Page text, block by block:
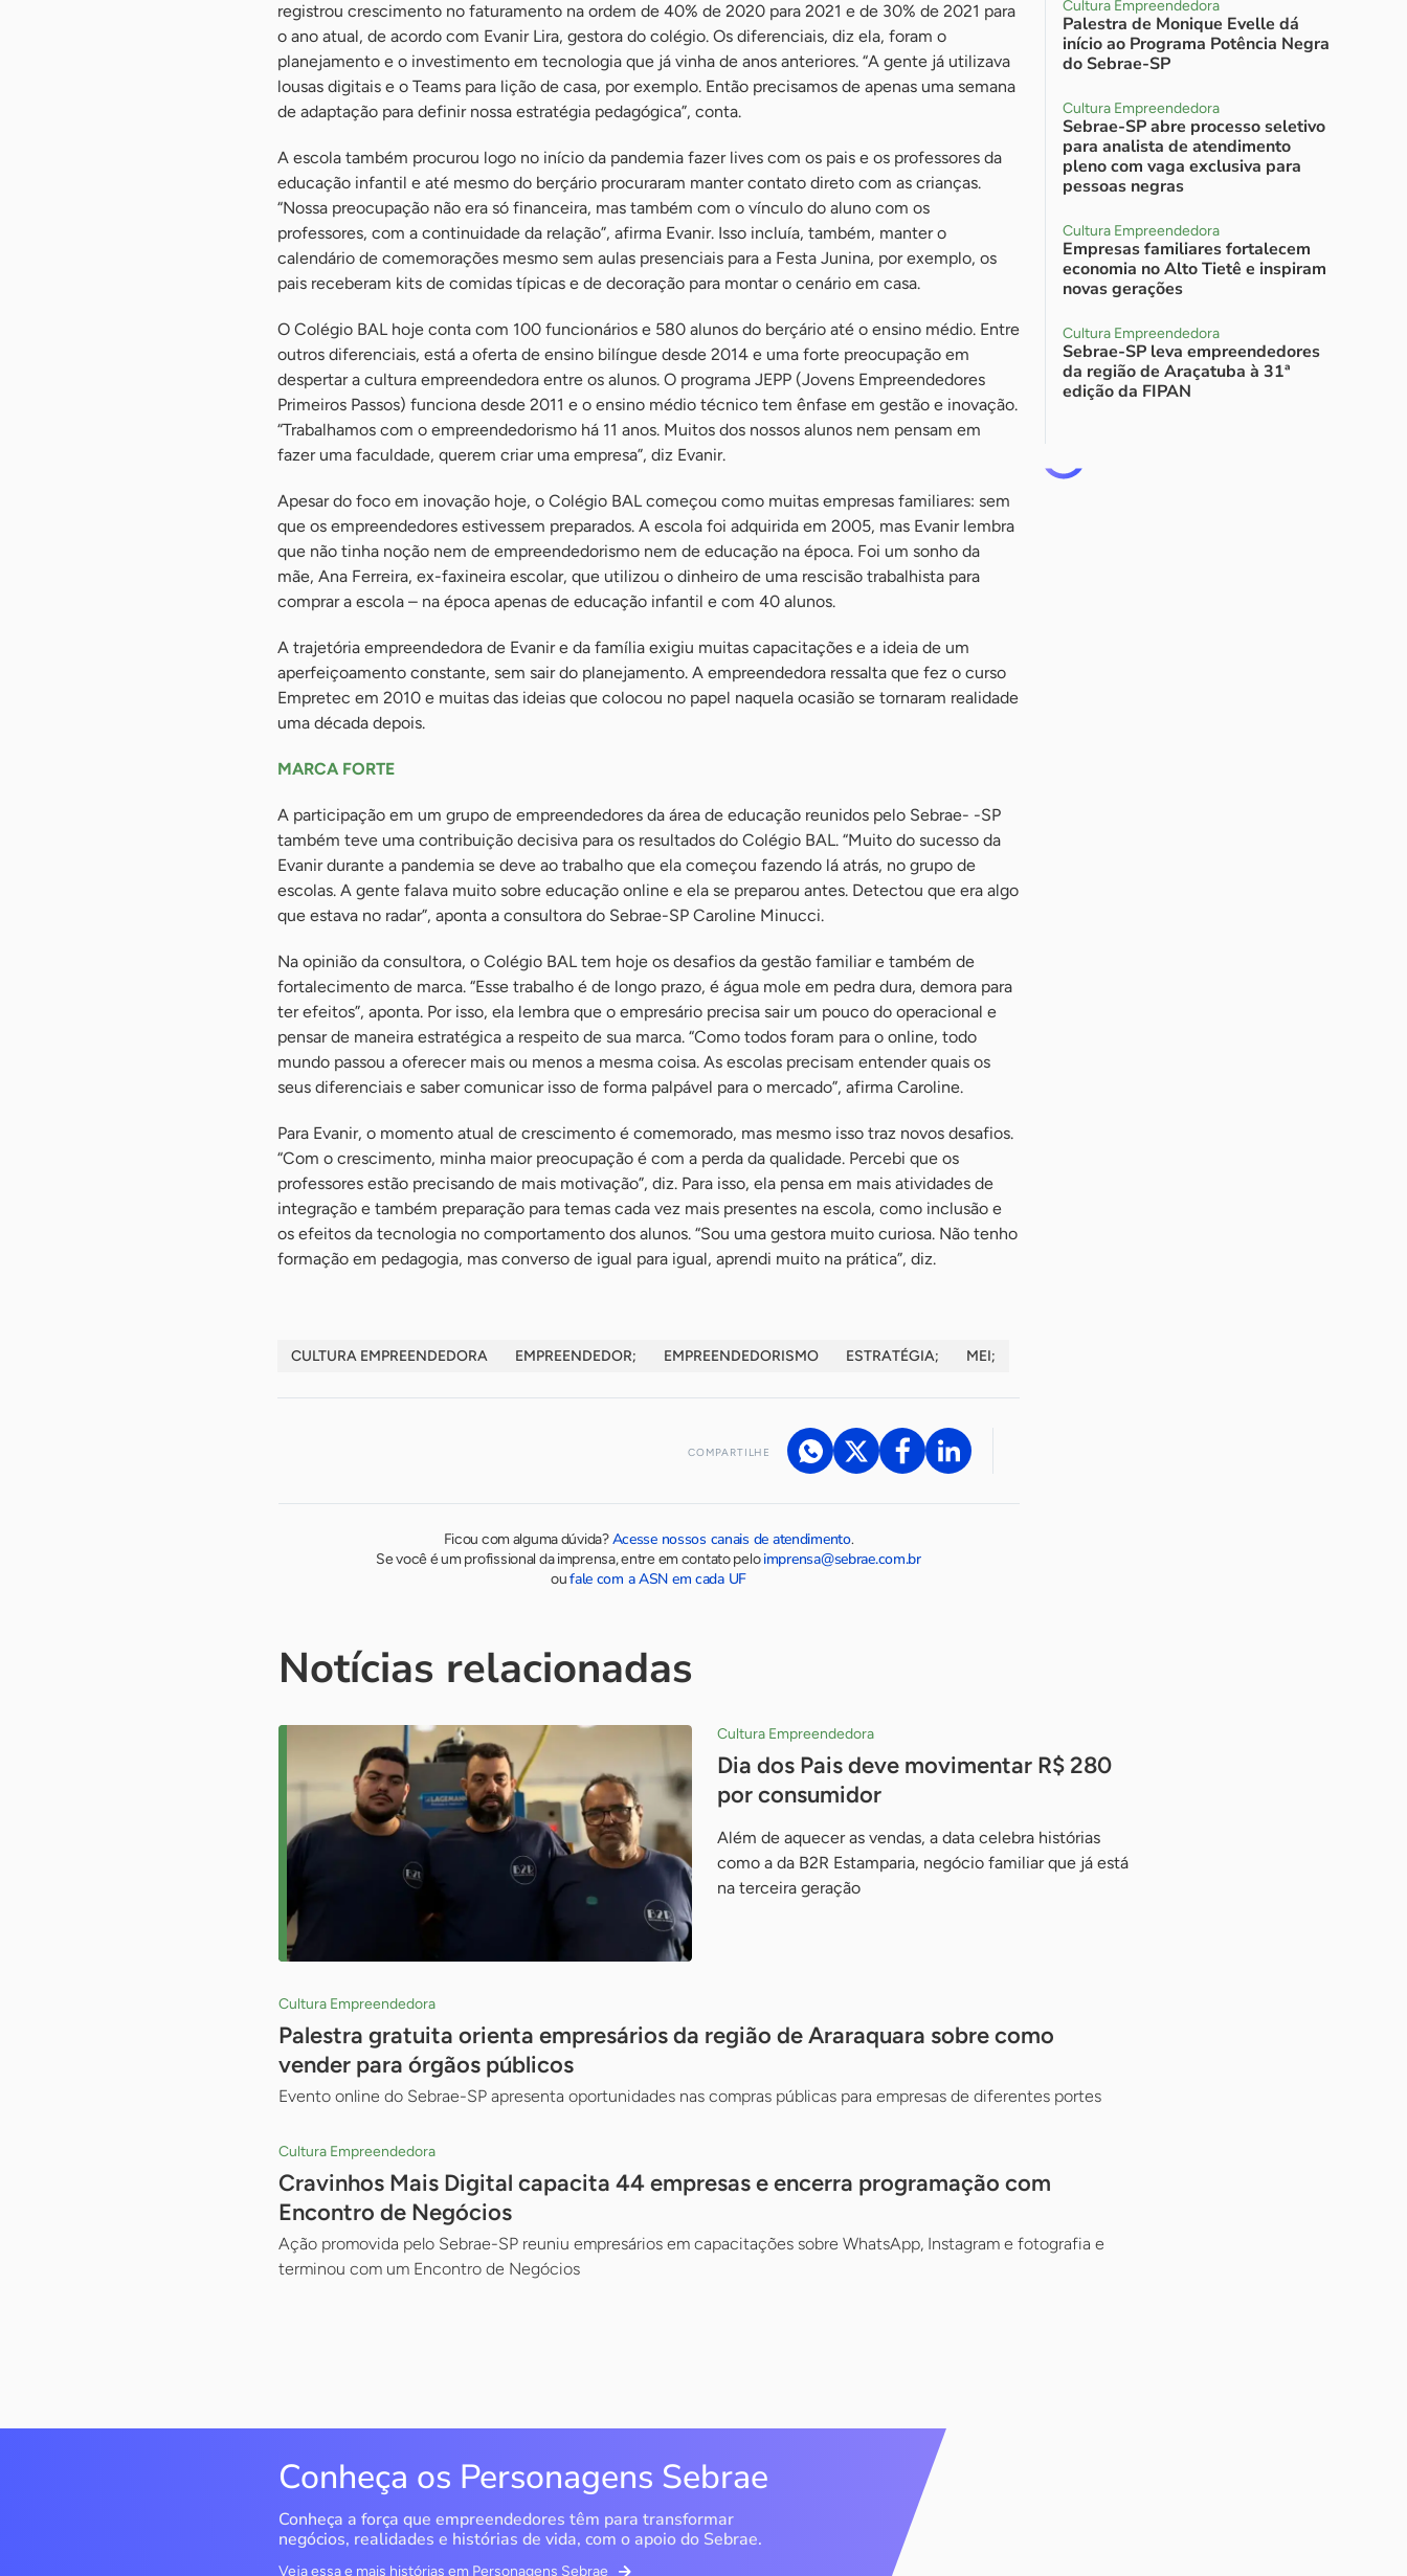
registrou crescimento no faturamento na ordem de 40% de 2020 para 2021 e de 30% de 2021 para
o ano atual, de acordo com Evanir Lira, gestora do colégio. Os diferenciais, diz ela, foram o
planejamento e o investimento em tecnologia que já vinha de anos anteriores. “A gente já utilizava
lousas digitais e o Teams para lição de casa, por exemplo. Então precisamos de apenas uma semana
de adaptação para definir nossa estratégia pedagógica”, conta.
A escola também procurou logo no início da pandemia fazer lives com os pais e os professores da
educação infantil e até mesmo do berçário procuraram manter contato direto com as crianças.
“Nossa preocupação não era só financeira, mas também com o vínculo do aluno com os
professores, com a continuidade da relação”, afirma Evanir. Isso incluía, também, manter o
calendário de comemorações mesmo sem aulas presenciais para a Festa Junina, por exemplo, os
pais receberam kits de comidas típicas e de decoração para montar o cenário em casa.
O Colégio BAL hoje conta com 100 funcionários e 580 alunos do berçário até o ensino médio. Entre
outros diferenciais, está a oferta de ensino bilíngue desde 2014 e uma forte preocupação em
despertar a cultura empreendedora entre os alunos. O programa JEPP (Jovens Empreendedores
Primeiros Passos) funciona desde 2011 e o ensino médio técnico tem ênfase em gestão e inovação.
“Trabalhamos com o empreendedorismo há 11 anos. Muitos dos nossos alunos nem pensam em
fazer uma faculdade, querem criar uma empresa”, diz Evanir.
Apesar do foco em inovação hoje, o Colégio BAL começou como muitas empresas familiares: sem
que os empreendedores estivessem preparados. A escola foi adquirida em 2005, mas Evanir lembra
que não tinha noção nem de empreendedorismo nem de educação na época. Foi um sonho da
mãe, Ana Ferreira, ex-faxineira escolar, que utilizou o dinheiro de uma rescisão trabalhista para
comprar a escola – na época apenas de educação infantil e com 40 alunos.
A trajetória empreendedora de Evanir e da família exigiu muitas capacitações e a ideia de um
aperfeiçoamento constante, sem sair do planejamento. A empreendedora ressalta que fez o curso
Empretec em 2010 e muitas das ideias que colocou no papel naquela ocasião se tornaram realidade
uma década depois.
MARCA FORTE
A participação em um grupo de empreendedores da área de educação reunidos pelo Sebrae- -SP
também teve uma contribuição decisiva para os resultados do Colégio BAL. “Muito do sucesso da
Evanir durante a pandemia se deve ao trabalho que ela começou fazendo lá atrás, no grupo de
escolas. A gente falava muito sobre educação online e ela se preparou antes. Detectou que era algo
que estava no radar”, aponta a consultora do Sebrae-SP Caroline Minucci.
Na opinião da consultora, o Colégio BAL tem hoje os desafios da gestão familiar e também de
fortalecimento de marca. “Esse trabalho é de longo prazo, é água mole em pedra dura, demora para
ter efeitos”, aponta. Por isso, ela lembra que o empresário precisa sair um pouco do operacional e
pensar de maneira estratégica a respeito de sua marca. “Como todos foram para o online, todo
mundo passou a oferecer mais ou menos a mesma coisa. As escolas precisam entender quais os
seus diferenciais e saber comunicar isso de forma palpável para o mercado”, afirma Caroline.
Para Evanir, o momento atual de crescimento é comemorado, mas mesmo isso traz novos desafios.
“Com o crescimento, minha maior preocupação é com a perda da qualidade. Percebi que os
professores estão precisando de mais motivação”, diz. Para isso, ela pensa em mais atividades de
integração e também preparação para temas cada vez mais presentes na escola, como inclusão e
os efeitos da tecnologia no comportamento dos alunos. “Sou uma gestora muito curiosa. Não tenho
formação em pedagogia, mas converso de igual para igual, aprendi muito na prática”, diz.
CULTURA EMPREENDEDORA EMPREENDEDOR; EMPREENDEDORISMO ESTRATÉGIA; MEI;
COMPARTILHE
Ficou com alguma dúvida?Acesse nossos canais de atendimento.
Se você é um profissional da imprensa, entre em contato peloimprensa@sebrae.com.br
oufale com a ASN em cada UF
Cultura Empreendedora
Palestra de Monique Evelle dá
início ao Programa Potência Negra
do Sebrae-SP
Cultura Empreendedora
Sebrae-SP abre processo seletivo
para analista de atendimento
pleno com vaga exclusiva para
pessoas negras
Cultura Empreendedora
Empresas familiares fortalecem
economia no Alto Tietê e inspiram
novas gerações
Cultura Empreendedora
Sebrae-SP leva empreendedores
da região de Araçatuba à 31ª
edição da FIPAN
Notícias relacionadas
Cultura Empreendedora
Dia dos Pais deve movimentar R$ 280
por consumidor
Além de aquecer as vendas, a data celebra histórias
como a da B2R Estamparia, negócio familiar que já está
na terceira geração
Cultura Empreendedora
Palestra gratuita orienta empresários da região de Araraquara sobre como
vender para órgãos públicos
Evento online do Sebrae-SP apresenta oportunidades nas compras públicas para empresas de diferentes portes
Cultura Empreendedora
Cravinhos Mais Digital capacita 44 empresas e encerra programação com
Encontro de Negócios
Ação promovida pelo Sebrae-SP reuniu empresários em capacitações sobre WhatsApp, Instagram e fotografia e
terminou com um Encontro de Negócios
Conheça os Personagens Sebrae
Conheça a força que empreendedores têm para transformar
negócios, realidades e histórias de vida, com o apoio do Sebrae.
Veja essa e mais histórias em Personagens Sebrae